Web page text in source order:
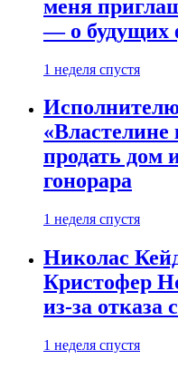
меня
— о будущих
1 неделя спустя
продать дом
гонорара
1 неделя спустя
Николас
Кристофер
из-за отказа
1 неделя спустя